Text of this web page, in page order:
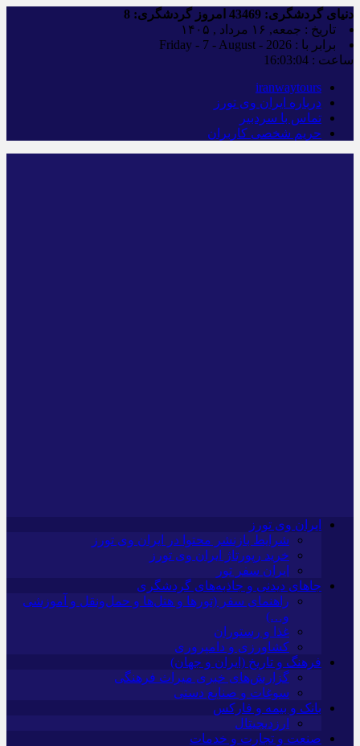
دنیای گردشگری: امروز گردشگری:
تاریخ : جمعه, ۱۶ مرداد , ۱۴۰۵
برابر با : Friday - 7 - August - 2026
ساعت : 16:03:05
iranwaytours
درباره ایران وی تورز
تماس با سردبیر
حریم شخصی کاربران
ایران وی تورز
شرایط بازنشر محتوا در ایران وی تورز
خرید رپورتاژ ایران وی تورز
ایران سفر تور
جاهای دیدنی و جاذبه‌های گردشگری
راهنمای سفر (تورها و هتل‌ها و حمل‌و‌نقل و آموزشی
و…)
غذا و رستوران
کشاورزی و دامپروری
فرهنگ و تاریخ (ایران و جهان)
گزارش‌های خبری میراث فرهنگی
سوغات و صنایع دستی
بانک و بیمه و فارکس
ارزدیجیتال
صنعت و تجارت و خدمات